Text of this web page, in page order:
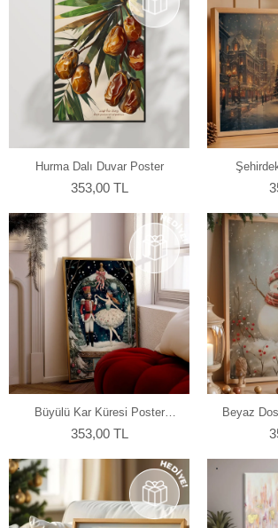
Hurma Dalı Duvar Poster
353,00 TL
Ağacı
Büyülü Kar Küresi Poster
20x30 cm
353,00 TL
Beyaz